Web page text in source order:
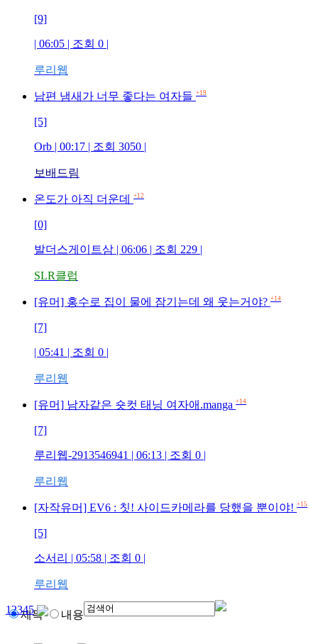
[9]
| 06:05 | 조회 0 |
루리웹
남편 냄새가 너무 좋다는 여자들 +19
[5]
Orb | 00:17 | 조회 3050 |
보배드림
온도가 아직 더운데 +12
[0]
발더스게이트삼 | 06:06 | 조회 229 |
SLR클럽
[유머] 홍수로 집이 물에 잠기는데 왜 웃는거야? +14
[7]
| 05:41 | 조회 0 |
루리웹
[유머] 남자같은 숏컷 태닝 여자애.manga +14
[7]
루리웹-2913546941 | 06:13 | 조회 0 |
루리웹
[자작유머] EV6 : 칫! 사이드카메라를 당했을 뿐이야! +15
[5]
소서리 | 05:58 | 조회 0 |
루리웹
12345
제목 내용